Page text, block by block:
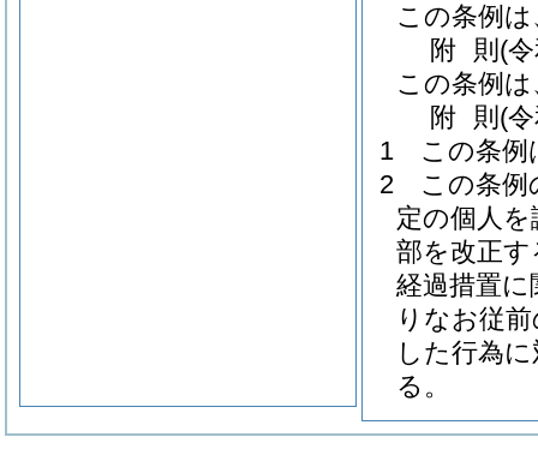
この条例
附 則 (
この条例
附 則 (
1
この条例
2
この条例
定の個人
部を改正
経過措置
りなお従
した行為
る。